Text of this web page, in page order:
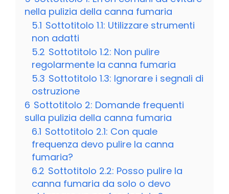
nella pulizia della canna fumaria
5.1 Sottotitolo 1.1: Utilizzare strumenti
non adatti
5.2 Sottotitolo 1.2: Non pulire
regolarmente la canna fumaria
5.3 Sottotitolo 1.3: Ignorare i segnali di
ostruzione
6 Sottotitolo 2: Domande frequenti
sulla pulizia della canna fumaria
6.1 Sottotitolo 2.1: Con quale
frequenza devo pulire la canna
fumaria?
6.2 Sottotitolo 2.2: Posso pulire la
canna fumaria da solo o devo